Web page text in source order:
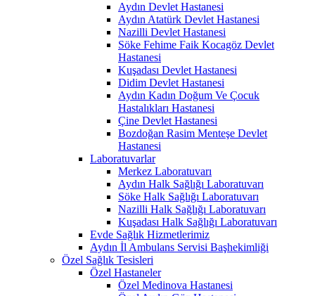
Aydın Devlet Hastanesi
Aydın Atatürk Devlet Hastanesi
Nazilli Devlet Hastanesi
Söke Fehime Faik Kocagöz Devlet
Hastanesi
Kuşadası Devlet Hastanesi
Didim Devlet Hastanesi
Aydın Kadın Doğum Ve Çocuk
Hastalıkları Hastanesi
Çine Devlet Hastanesi
Bozdoğan Rasim Menteşe Devlet
Hastanesi
Laboratuvarlar
Merkez Laboratuvarı
Aydın Halk Sağlığı Laboratuvarı
Söke Halk Sağlığı Laboratuvarı
Nazilli Halk Sağlığı Laboratuvarı
Kuşadası Halk Sağlığı Laboratuvarı
Evde Sağlık Hizmetlerimiz
Aydın İl Ambulans Servisi Başhekimliği
Özel Sağlık Tesisleri
Özel Hastaneler
Özel Medinova Hastanesi